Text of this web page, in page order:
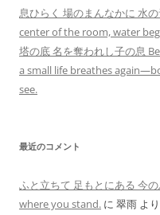
息ひらく 場のまんなかに 水
center of the room, water
塔の底 名を奪われし子の息
a small life breathes
see.
最近のコメント
ふと立ちて 足もとにある 今
where you stand. に 翠雨 より